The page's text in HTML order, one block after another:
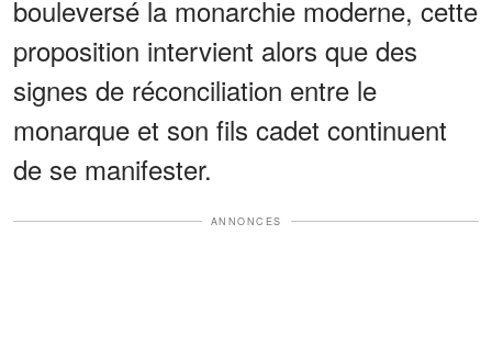
bouleversé la monarchie moderne, cette
proposition intervient alors que des
signes de réconciliation entre le
monarque et son fils cadet continuent
de se manifester.
ANNONCES